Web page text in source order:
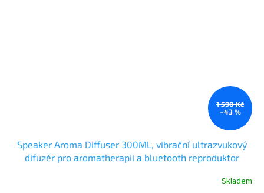
1 590 Kč
–43 %
Speaker Aroma Diffuser 300ML, vibrační ultrazvukový
difuzér pro aromatherapii a bluetooth reproduktor
Skladem